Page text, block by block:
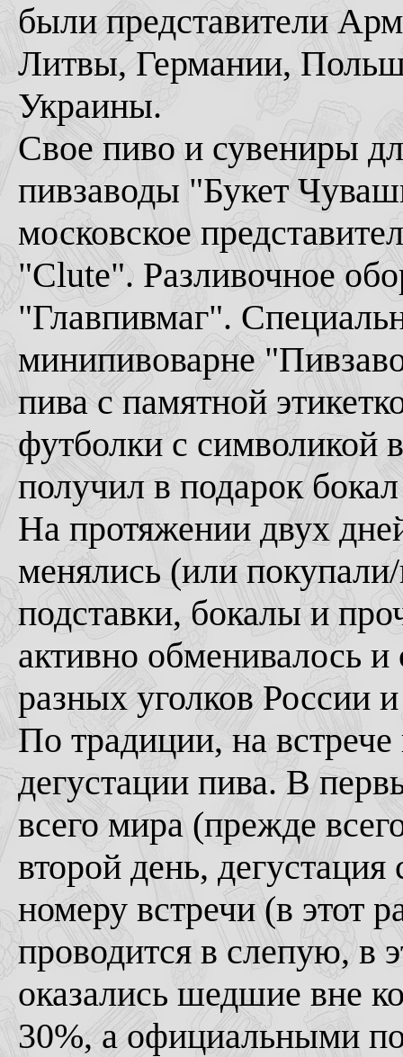
были представители
Литвы, Германии,
Украины.
Свое пиво и сувениры
пивзаводы "Букет
московское
"Clute". Разливочное
"Главпивмаг".
минипивоварне
пива с памятной
футболки с символикой
получил в подарок
На протяжении двух
менялись (или
подставки, бокалы и
активно обменивалось
разных уголков России
По традиции, на
дегустации пива. В
всего мира (прежде
второй день,
номеру встречи (в этот
проводится в слепую, в
оказались шедшие вне
30%, а официальными